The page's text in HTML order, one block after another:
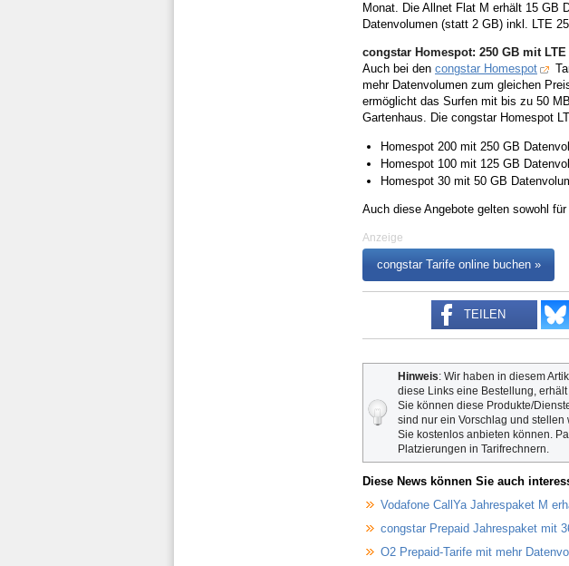
Monat. Die Allnet Flat M erhält 15 GB
Datenvolumen (statt 2 GB) inkl. LTE
congstar Homespot: 250 GB mit
Auch bei den congstar Homespot
mehr Datenvolumen zum gleichen
ermöglicht das Surfen mit bis zu 50
Gartenhaus. Die congstar Homespot
Homespot 200 mit 250 GB
Homespot 100 mit 125 GB
Homespot 30 mit 50 GB
Auch diese Angebote gelten sowohl
Anzeige
congstar Tarife online buchen »
TEILEN
Hinweis: Wir haben in diesem
diese Links eine Bestellung,
Sie können diese Produkte/
sind nur ein Vorschlag und stellen
Sie kostenlos anbieten können.
Platzierungen in Tarifrechnern.
Diese News können Sie auch
Vodafone CallYa Jahrespaket M
congstar Prepaid Jahrespaket mit
O2 Prepaid-Tarife mit mehr